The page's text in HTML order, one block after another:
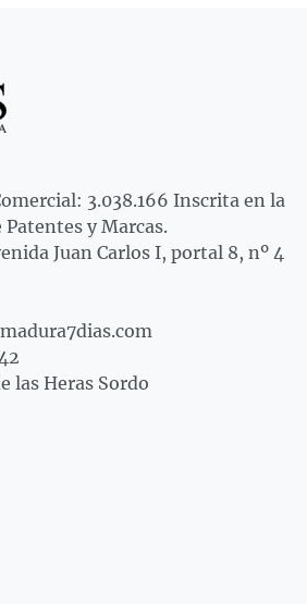
3.038.166 Inscrita en la
y Marcas.
Juan Carlos I, portal 8, nº 4
las Heras Sordo